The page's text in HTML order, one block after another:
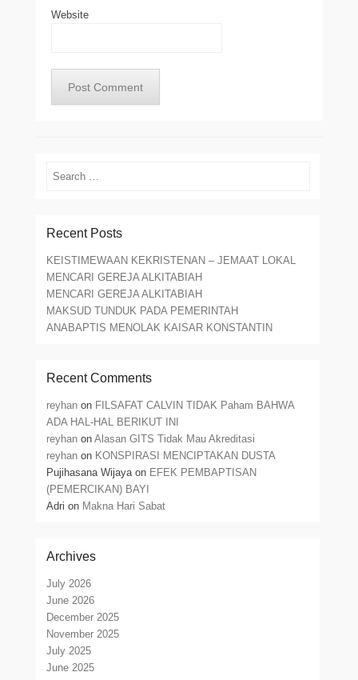
Website
Search
Recent Posts
KEISTIMEWAAN KEKRISTENAN – JEMAAT LOKAL
MENCARI GEREJA ALKITABIAH
MENCARI GEREJA ALKITABIAH
MAKSUD TUNDUK PADA PEMERINTAH
ANABAPTIS MENOLAK KAISAR KONSTANTIN
Recent Comments
reyhan on FILSAFAT CALVIN TIDAK Paham BAHWA
ADA HAL-HAL BERIKUT INI
reyhan onAlasan GITS Tidak Mau Akreditasi
reyhan on KONSPIRASI MENCIPTAKAN DUSTA
Pujihasana Wijayaon EFEK PEMBAPTISAN
(PEMERCIKAN) BAYI
Adri on Makna Hari Sabat
Archives
July 2026
June 2026
December 2025
November 2025
July 2025
June 2025